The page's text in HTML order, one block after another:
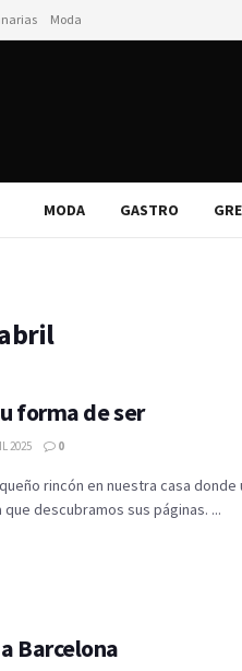
Moda
MODA GASTRO
forma de ser
2025 0
rincón en nuestra casa donde
descubramos sus páginas. ...
Barcelona